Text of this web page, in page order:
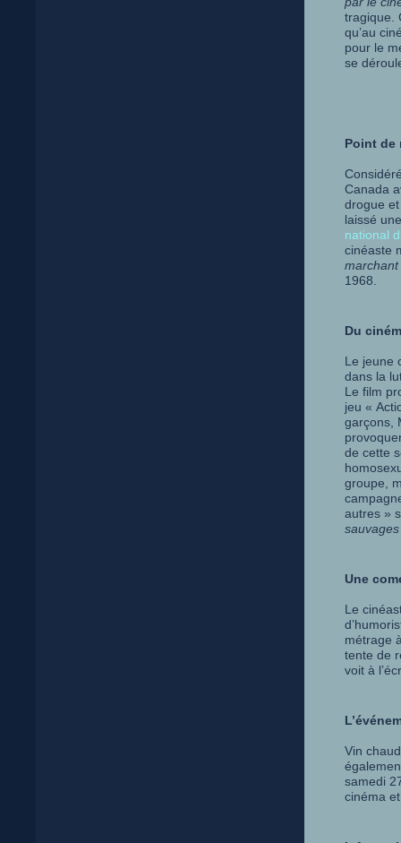
tragique.
qu’au
pour le
se
Point de
Canada
drogue
laissé
national
cinéaste
marchant
1968.
Du
Le jeune
dans la
Le film
jeu «
garçons,
de cette
groupe,
autres »
sauvages
Une
Le
métrage
tente de
voit à
Vin
samedi
cinéma